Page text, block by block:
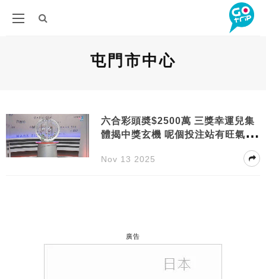
屯門市中心
六合彩頭奬$2500萬 三獎幸運兒集
體揭中獎玄機 呢個投注站有旺氣 網
Nov 13 2025
廣告